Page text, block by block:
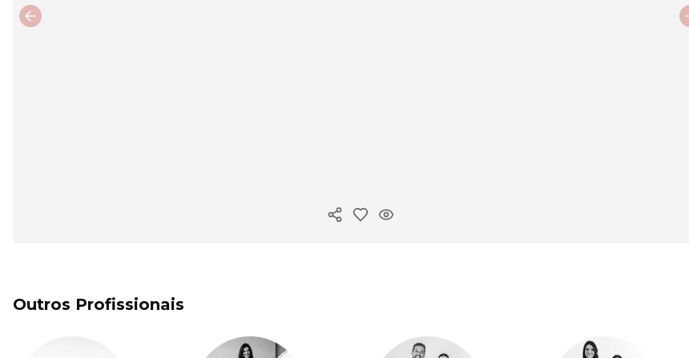
Copiar link
Previous slide
Outros Profissionais